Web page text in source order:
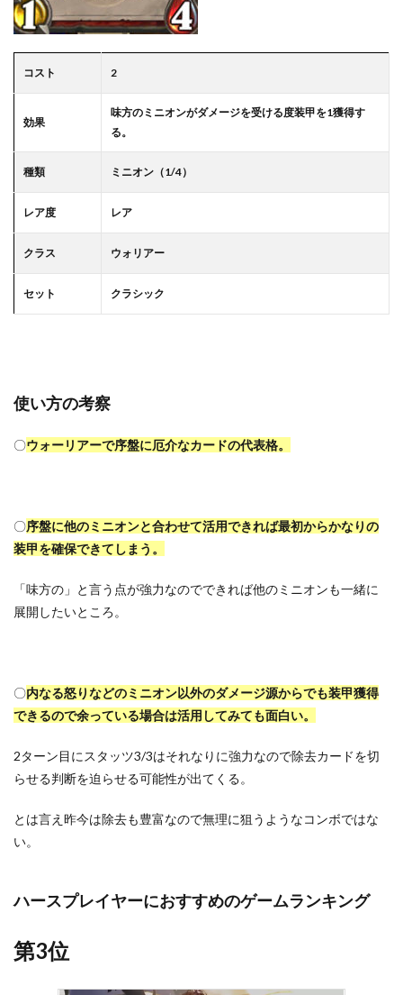
コスト 2
効果
味方のミニオンがダメージを受ける度装甲を1獲得す
る。
種類 ミニオン（1/4）
レア度 レア
クラス ウォリアー
セット クラシック
使い方の考察
〇ウォーリアーで序盤に厄介なカードの代表格。
〇序盤に他のミニオンと合わせて活用できれば最初からかなりの
装甲を確保できてしまう。
「味方の」と言う点が強力なのでできれば他のミニオンも一緒に
展開したいところ。
〇内なる怒りなどのミニオン以外のダメージ源からでも装甲獲得
できるので余っている場合は活用してみても面白い。
2ターン目にスタッツ3/3はそれなりに強力なので除去カードを切
らせる判断を迫らせる可能性が出てくる。
とは言え昨今は除去も豊富なので無理に狙うようなコンボではな
い。
ハースプレイヤーにおすすめのゲームランキング
第3位